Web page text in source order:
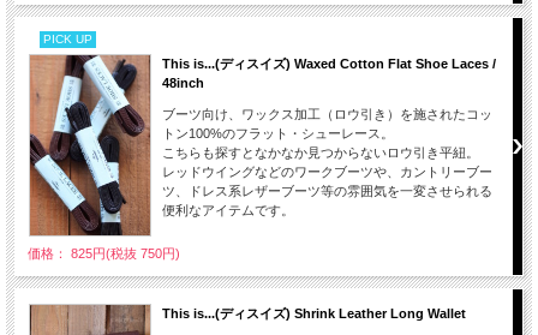
PICK UP
This is...(ディスイズ) Waxed Cotton Flat Shoe Laces /
48inch
ブーツ向け、ワックス加工（ロウ引き）を施されたコッ
トン100%のフラット・シューレース。
こちらも探すとなかなか見つからないロウ引き平紐。
レッドウイングなどのワークブーツや、カントリーブー
ツ、ドレス系レザーブーツ等の雰囲気を一変させられる
便利なアイテムです。
価格： 825円(税抜 750円)
This is...(ディスイズ) Shrink Leather Long Wallet